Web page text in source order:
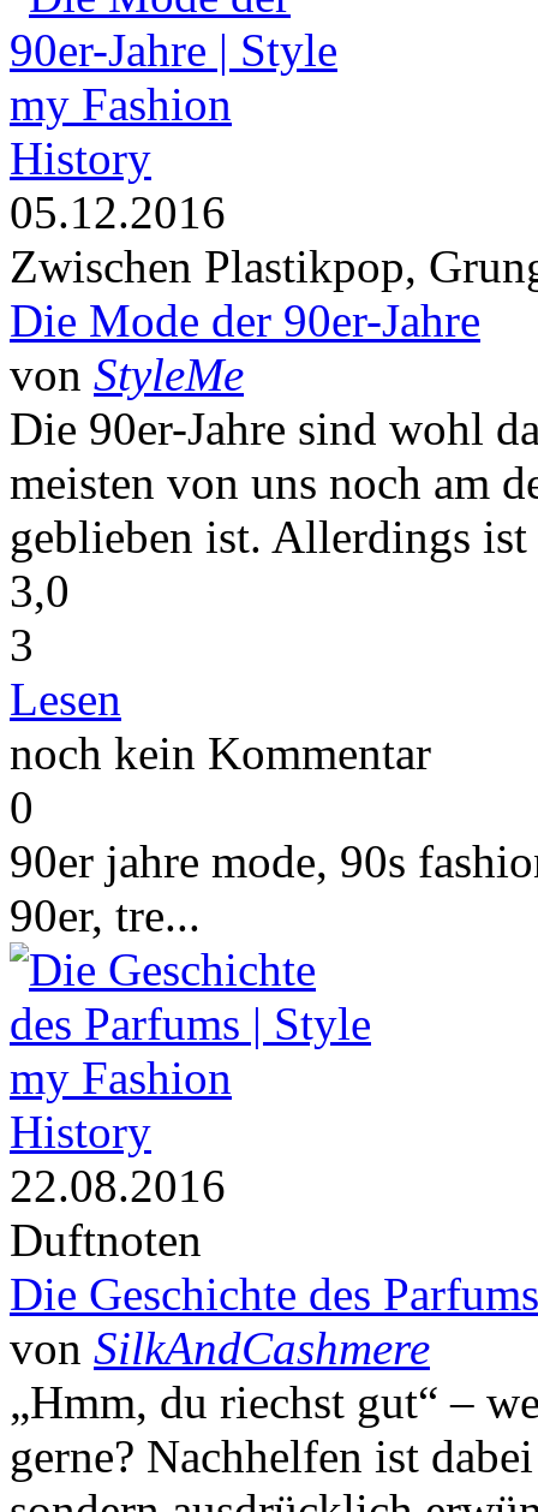
History
05.12.2016
Zwischen Plastikpop,
Die Mode der 90er-Jahre
von StyleMe
Die 90er-Jahre sind wohl
meisten von uns noch am
geblieben ist. Allerdings ist
3,0
3
Lesen
noch kein Kommentar
0
90er jahre mode, 90s
90er, tre...
History
22.08.2016
Duftnoten
Die Geschichte des Parfums
von SilkAndCashmere
„Hmm, du riechst gut“ –
gerne? Nachhelfen ist